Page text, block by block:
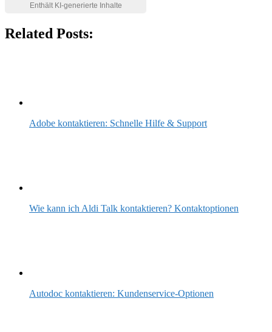
Related Posts:
Adobe kontaktieren: Schnelle Hilfe & Support
Wie kann ich Aldi Talk kontaktieren? Kontaktoptionen
Autodoc kontaktieren: Kundenservice-Optionen